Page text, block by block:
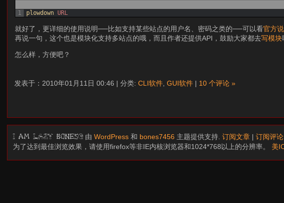
1
plowdown URL
就好了，更详细的使用说明──比如支持某些站点的用户名、密码之类的──可以看官方
再说一句，这个也是模块化支持多站点的哦，而且作者还提供API，鼓励大家都去写模块
怎么样，方便吧？
发表于：2010年01月11日 00:46 | 分类: CLI软件 GUI软件 | 10 个评论 »
I am LAZY bones? 由WordPress 和 bones7456 主题提供支持.订阅文章 |订阅评论
为了达到最佳浏览效果，请使用firefox等非IE内核浏览器和1024*768以上的分辨率。 美